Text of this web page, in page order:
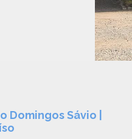
Domingos Sávio |